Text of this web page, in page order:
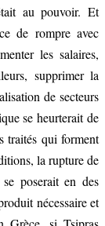
au pouvoir. Et
de rompre avec
les salaires,
supprimer la
de secteurs
se heurterait de
traités qui forment
la rupture de
poserait en des
nécessaire et